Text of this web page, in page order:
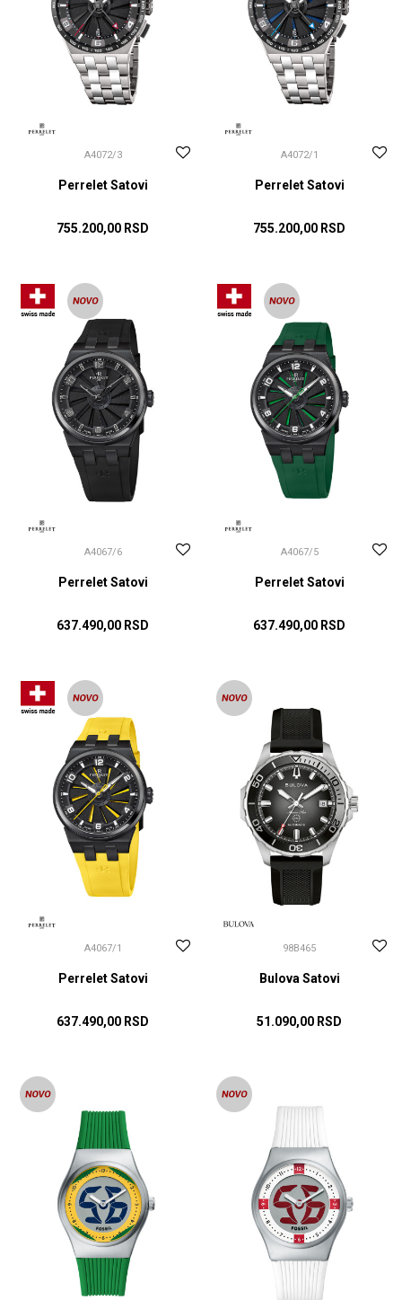
A4072/3
Perrelet Satovi
755.200,00 RSD
DODAJ U KORPU
A4072/1
Perrelet Satovi
755.200,00 RSD
DODAJ U KORPU
A4067/6
Perrelet Satovi
637.490,00 RSD
DODAJ U KORPU
A4067/5
Perrelet Satovi
637.490,00 RSD
A4067/1
Perrelet Satovi
637.490,00 RSD
98B465
Bulova Satovi
51.090,00 RSD